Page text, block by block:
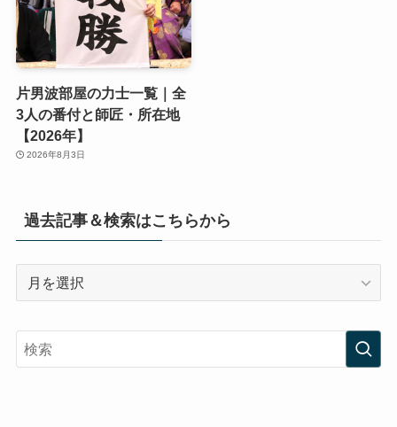
片男波部屋の力士一覧｜全
3人の番付と師匠・所在地
【2026年】
2026年8月3日
過去記事＆検索はこちらから
事
＆